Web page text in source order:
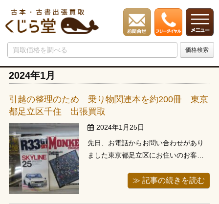
2024年1月
引越の整理のため 乗り物関連本を約200冊 東京
都足立区千住 出張買取
2024年1月25日
先日、お電話からお問い合わせがあり
ました東京都足立区にお住いのお客様
ました。当店は川口市にありますの
≫ 記事の続きを読む